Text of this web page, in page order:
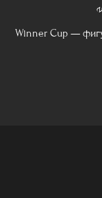
Winner Cup —